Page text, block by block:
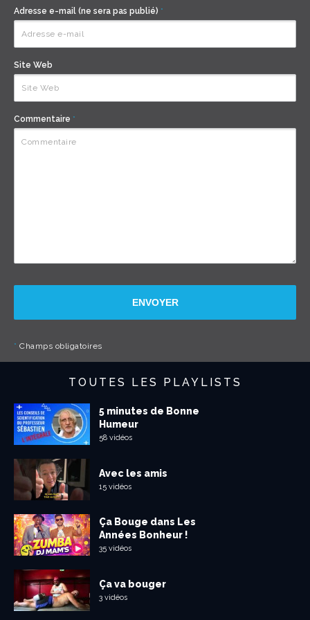
Adresse e-mail (ne sera pas publié) *
Site Web
Commentaire *
ENVOYER
* Champs obligatoires
TOUTES LES PLAYLISTS
5 minutes de Bonne
Humeur
58 vidéos
Avec les amis
15 vidéos
Ça Bouge dans Les
Années Bonheur !
35 vidéos
Ça va bouger
3 vidéos